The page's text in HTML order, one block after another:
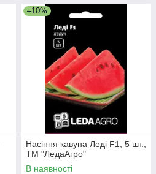
–10%
Насіння кавуна Леді F1, 5 шт.,
ТМ "ЛедаАгро"
В наявності